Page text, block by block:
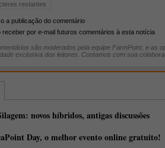
restantes
a publicação do comentário
receber por e-mail futuros comentários à esta notícia
são moderados pela equipe FarmPoint, e as
exclusiva dos leitores. Contamos com sua
novos híbridos, antigas discussões
Day, o melhor evento online gratuito!